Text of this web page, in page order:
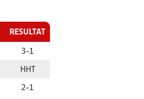
RESULTAT
3-1
HHT
2-1